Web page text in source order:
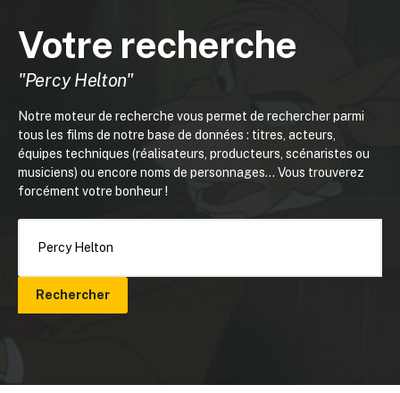
Votre recherche
"Percy Helton"
Notre moteur de recherche vous permet de rechercher parmi
tous les films de notre base de données : titres, acteurs,
équipes techniques (réalisateurs, producteurs, scénaristes ou
musiciens) ou encore noms de personnages... Vous trouverez
forcément votre bonheur !
Rechercher